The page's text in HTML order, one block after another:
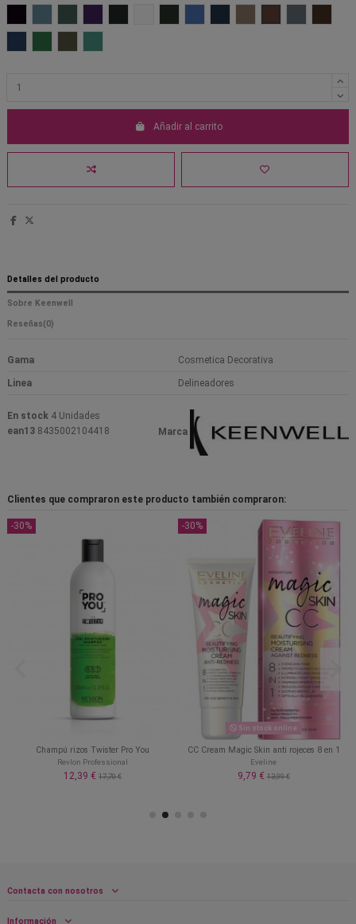
Añadir al carrito
Detalles del producto
Sobre Keenwell
Reseñas(0)
Gama Cosmetica Decorativa
Linea Delineadores
Marca
En stock 4 Unidades
ean13 8435002104418
Clientes que compraron este producto también compraron:
-30%
Champú rizos Twister Pro You
Revlon Professional
12,39 € 17,70 €
-30%
Sin stock online
CC Cream Magic Skin anti rojeces 8 en 1
Eveline
9,79 €13,99 €
Contacta con nosotros
Información